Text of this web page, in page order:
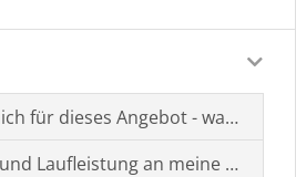
für dieses Angebot - was muss
Laufleistung an meine